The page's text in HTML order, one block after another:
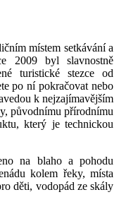
místem setkávání a
2009 byl slavnostně
turistické stezce od
po ní pokračovat nebo
k nejzajímavějším
původnímu přírodnímu
který je technickou
na blaho a pohodu
kolem řeky, místa
děti, vodopád ze skály